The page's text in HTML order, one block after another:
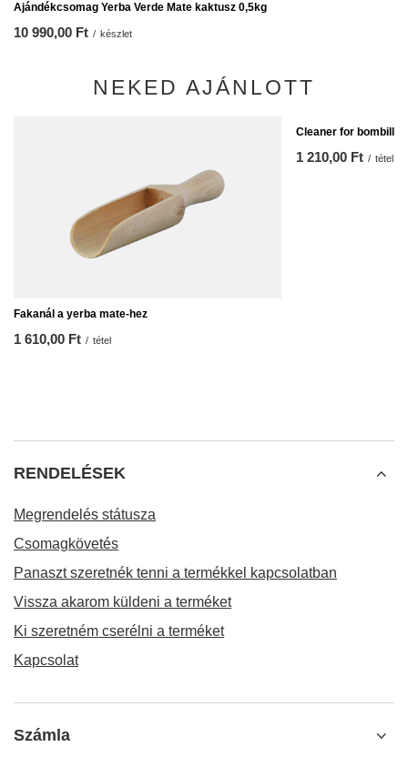
Ajándékcsomag Yerba Verde Mate kaktusz 0,5kg
10 990,00 Ft / készlet
NEKED AJÁNLOTT
Fakanál a yerba mate-hez
1 610,00 Ft / tétel
Cleaner for bombilla
1 210,00 Ft / tétel
RENDELÉSEK
Megrendelés státusza
Csomagkövetés
Panaszt szeretnék tenni a termékkel kapcsolatban
Vissza akarom küldeni a terméket
Ki szeretném cserélni a terméket
Kapcsolat
Számla